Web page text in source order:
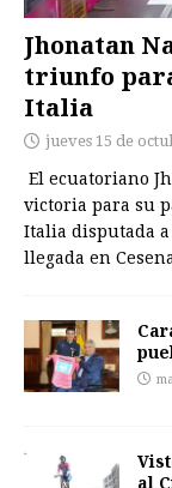
Jhonatan
triunfo
Italia
jueves 15 de
El ecuatoriano
victoria para su
Italia disputada
llegada en
al